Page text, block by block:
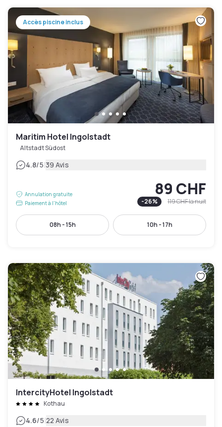
Accès piscine inclus
Maritim Hotel Ingolstadt
Altstadt Südost
4.8/5|39 Avis
Annulation gratuite
Paiement à l'hôtel
89 CHF
-26% 119 CHFla nuit
08h - 15h 10h - 17h
IntercityHotel Ingolstadt
Kothau
4.6/5|22 Avis